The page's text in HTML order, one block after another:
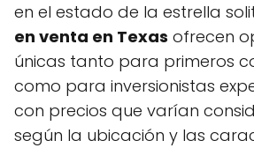
en el estado de la estrella
en venta en Texas ofrecen
únicas tanto para primeros
como para inversionistas
con precios que varían
según la ubicación y las